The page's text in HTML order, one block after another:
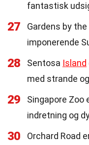
fantastisk
27
Gardens by
imponerende
28 Sentosa Island
med strande
29
Singapore Zoo
indretning og
30
Orchard Road